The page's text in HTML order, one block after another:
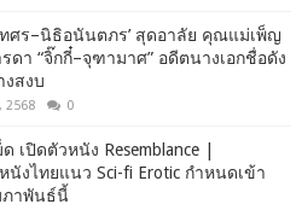
ทศร–นิธิอนันตภร’ สุดอาลัย คุณแม่เพ็ญ
ดา “จิ๊กกี๋–จุฑามาศ” อดีตนางเอกชื่อดัง
งสงบ
2568 0
เปิดตัวหนัง Resemblance |
งไทยแนว Sci-fi Erotic กำหนดเข้า
ภาพันธ์นี้